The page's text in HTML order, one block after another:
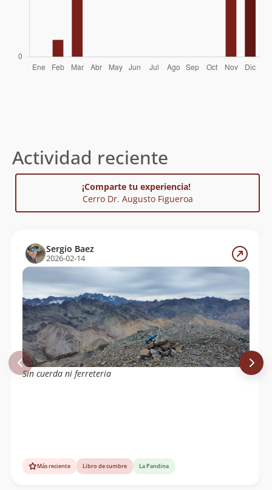
Actividad reciente
¡Comparte tu experiencia!
Cerro Dr. Augusto Figueroa
Sergio Baez
2026-02-14
Sin cuerda ni ferreteria
Más reciente Libro de cumbre La Pandina